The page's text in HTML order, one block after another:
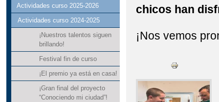
Actividades curso 2025-2026
Actividades curso 2024-2025
¡Nuestros talentos siguen
brillando!
Festival fin de curso
¡El premio ya está en casa!
¡Gran final del proyecto
“Conociendo mi ciudad”!
chicos han
¡Nos vemos